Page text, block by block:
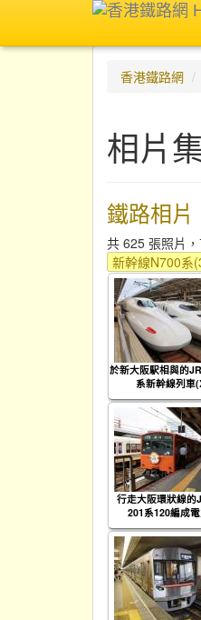
香港鐵路網
相片
鐵路相片
共 625 張照片
新幹線N700系
於新大阪駅相與的
系新幹線列車
行走大阪環狀線的
201系120編成